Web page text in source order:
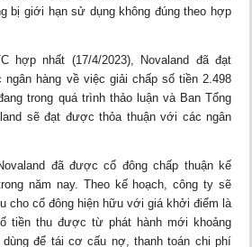
bị giới hạn sử dụng không đúng theo hợp
hợp nhất (17/4/2023), Novaland đã đạt
hàng về việc giải chấp số tiền 2.498
trong quá trình thảo luận và Ban Tổng
sẽ đạt được thỏa thuận với các ngân
đã được cổ đông chấp thuận kế
năm nay. Theo kế hoạch, công ty sẽ
cho cổ đông hiện hữu với giá khởi điểm là
tiền thu được từ phát hành mới khoảng
để tái cơ cấu nợ, thanh toán chi phí